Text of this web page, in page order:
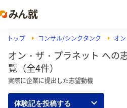
トップ コンサル/シンクタンク オ
オン・ザ・プラネット への
覧（全4件）
実際に企業に提出した志望動機
体験記を投稿する